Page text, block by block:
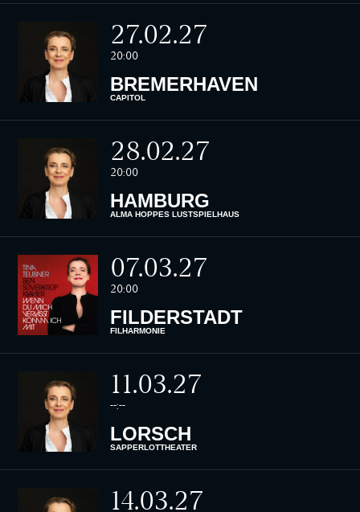
27.02.27
20:00
BREMERHAVEN
CAPITOL
28.02.27
20:00
HAMBURG
ALMA HOPPES LUSTSPIELHAUS
07.03.27
20:00
FILDERSTADT
FILHARMONIE
11.03.27
--:--
LORSCH
SAPPERLOTTHEATER
14.03.27